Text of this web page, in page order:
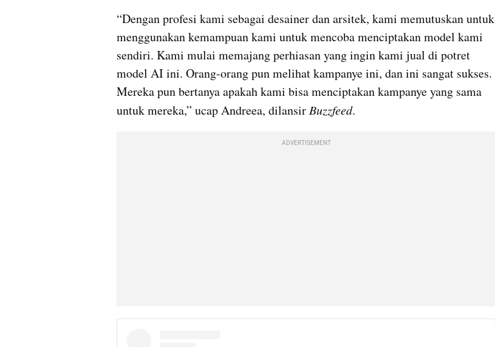
“Dengan profesi kami sebagai desainer dan arsitek, kami memutuskan untuk
menggunakan kemampuan kami untuk mencoba menciptakan model kami
sendiri. Kami mulai memajang perhiasan yang ingin kami jual di potret
model AI ini. Orang-orang pun melihat kampanye ini, dan ini sangat sukses.
Mereka pun bertanya apakah kami bisa menciptakan kampanye yang sama
untuk mereka,” ucap Andreea, dilansir Buzzfeed.
ADVERTISEMENT